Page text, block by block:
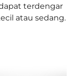
terdengar
atau sedang.